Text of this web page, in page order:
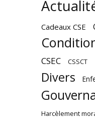
Cadeaux CSE
CSEC CSSCT
Divers
Harcèlement